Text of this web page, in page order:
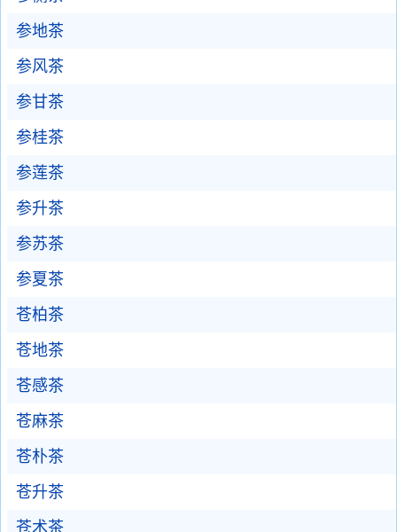
参地茶
参风茶
参甘茶
参桂茶
参莲茶
参升茶
参苏茶
参夏茶
苍柏茶
苍地茶
苍感茶
苍麻茶
苍朴茶
苍升茶
苍术茶